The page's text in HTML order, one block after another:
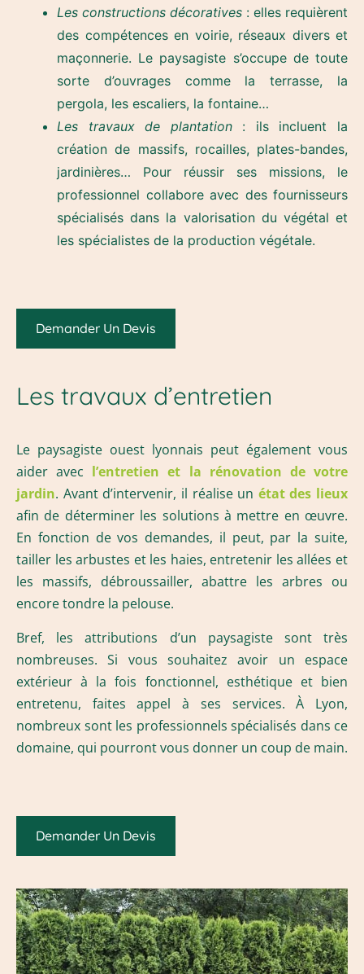
Les constructions décoratives : elles requièrent
des compétences en voirie, réseaux divers et
maçonnerie. Le paysagiste s’occupe de toute
sorte d’ouvrages comme la terrasse, la
pergola, les escaliers, la fontaine…
Les travaux de plantation: ils incluent la
création de massifs, rocailles, plates-bandes,
jardinières… Pour réussir ses missions, le
professionnel collabore avec des fournisseurs
spécialisés dans la valorisation du végétal et
les spécialistes de la production végétale.
Demander Un Devis
Les travaux d’entretien
Le paysagiste ouest lyonnais peut également vous
aider avec l’entretien et la rénovation de votre
jardin. Avant d’intervenir, il réalise un état des lieux
afin de déterminer les solutions à mettre en œuvre.
En fonction de vos demandes, il peut, par la suite,
tailler les arbustes et les haies, entretenir les allées et
les massifs, débroussailler, abattre les arbres ou
encore tondre la pelouse.
Bref, les attributions d’un paysagiste sont très
nombreuses. Si vous souhaitez avoir un espace
extérieur à la fois fonctionnel, esthétique et bien
entretenu, faites appel à ses services. À Lyon,
nombreux sont les professionnels spécialisés dans ce
domaine, qui pourront vous donner un coup de main.
Demander Un Devis